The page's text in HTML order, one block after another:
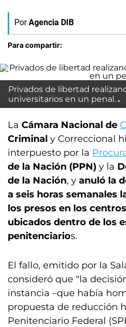
Por Agencia DIB
Para compartir:
Privados de libertad
universitarios en un penal.
La Cámara Nacional de
Criminal y Correccional
interpuesto por la
de la Nación (PPN) y la
de la Nación, y anuló la
a seis horas semanales
los presos en los
ubicados dentro de los
penitenciarios.
El fallo, emitido por la
consideró que “la
instancia –que había
propuesta de reducción
Penitenciario Federal